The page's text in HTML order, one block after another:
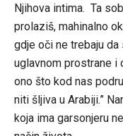
Njihova intima. Ta
prolaziš, mahinalno
gdje oči ne trebaju da
uglavnom prostrane i
ono što kod nas
niti šljiva u Arabiji.”
koja ima garsonjeru